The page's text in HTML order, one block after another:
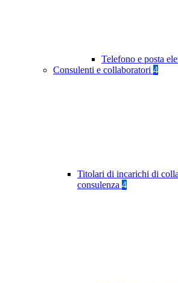
Telefono e posta
Consulenti e collaboratori 4
Titolari di incarichi di
consulenza 4